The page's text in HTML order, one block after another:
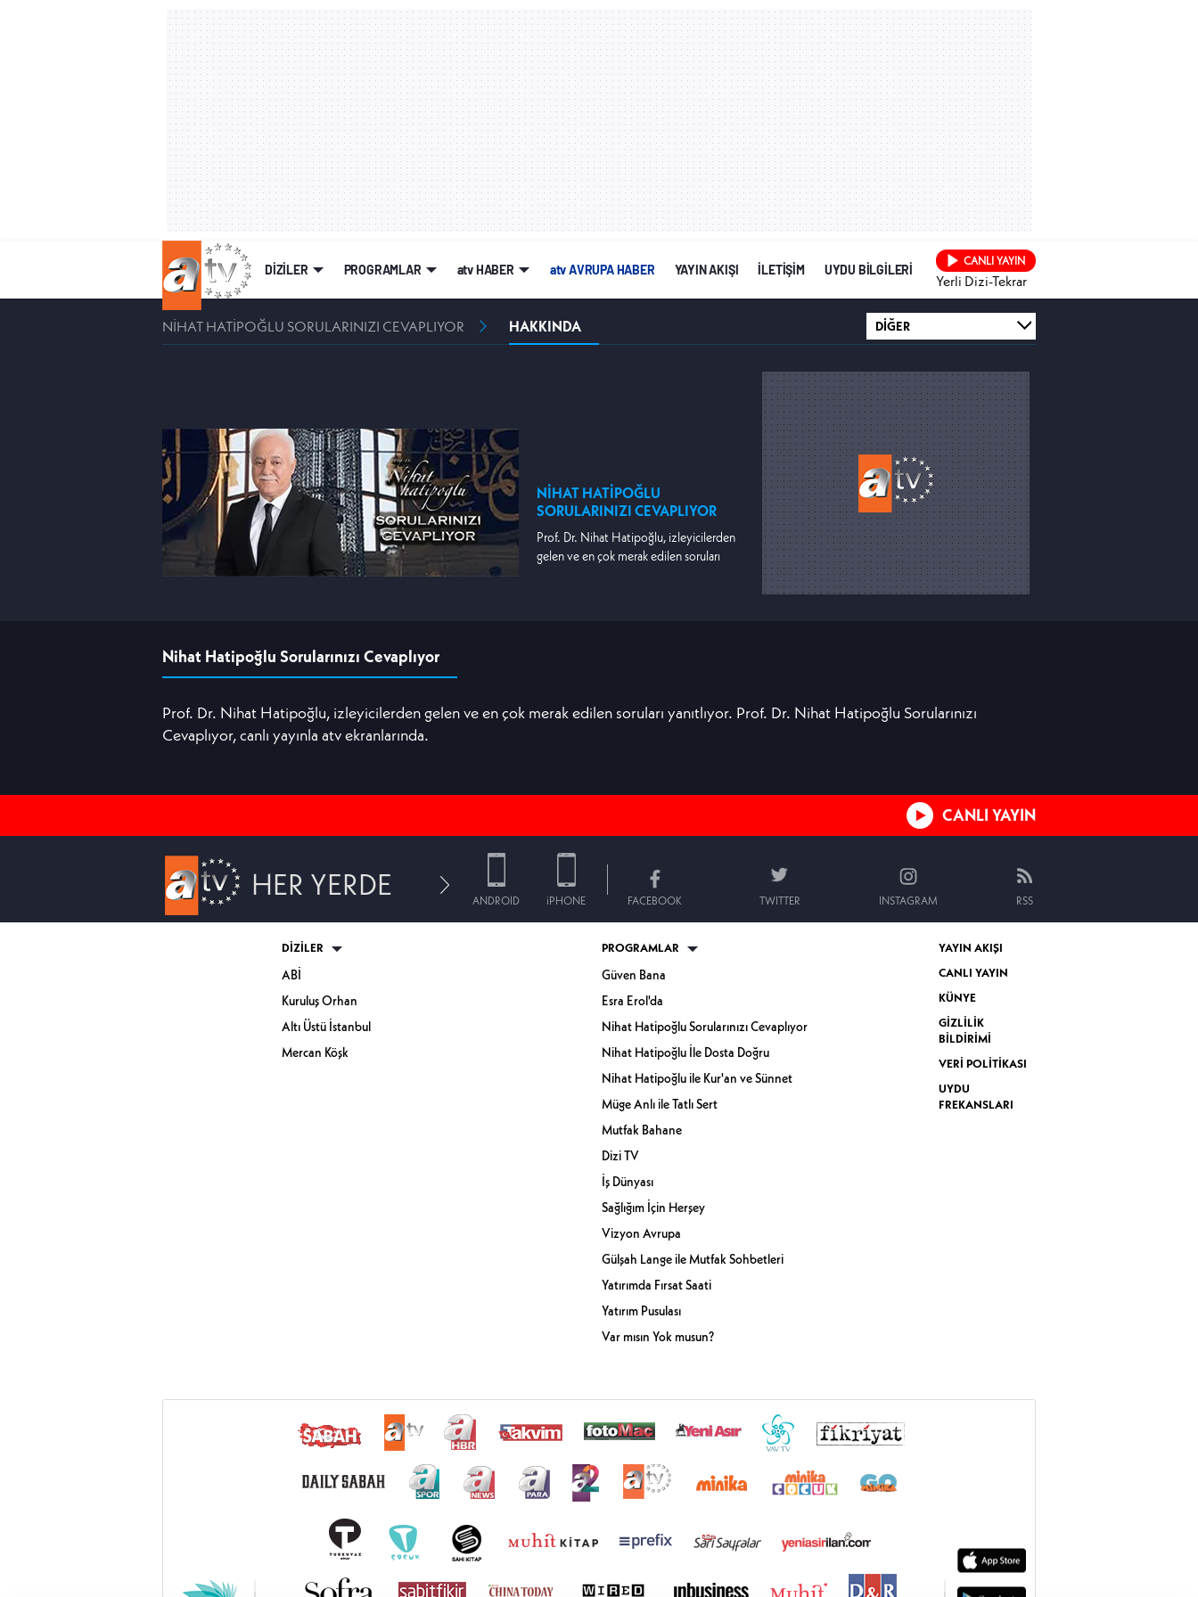
DİZİLER PROGRAMLAR atv HABER atv AVRUPA HABER YAYIN AKIŞI İLETİŞİM UYDU BİLGİLERİ
CANLI YAYIN
Yerli Dizi-Tekrar
NİHAT HATİPOĞLU SORULARINIZI CEVAPLIYOR HAKKINDA
NİHAT HATİPOĞLU
SORULARINIZI CEVAPLIYOR
Prof. Dr. Nihat Hatipoğlu, izleyicilerden
gelen ve en çok merak edilen soruları
Nihat Hatipoğlu Sorularınızı Cevaplıyor
Prof. Dr. Nihat Hatipoğlu, izleyicilerden gelen ve en çok merak edilen soruları yanıtlıyor. Prof. Dr. Nihat Hatipoğlu Sorularınızı
Cevaplıyor, canlı yayınla atv ekranlarında.
CANLI YAYIN
HER YERDE ANDROID iPHONE FACEBOOK TWITTER INSTAGRAM RSS
DİZİLER
ABİ
Kuruluş Orhan
Altı Üstü İstanbul
Mercan Köşk
PROGRAMLAR
Güven Bana
Esra Erol'da
Nihat Hatipoğlu Sorularınızı Cevaplıyor
Nihat Hatipoğlu İle Dosta Doğru
Nihat Hatipoğlu ile Kur'an ve Sünnet
Müge Anlı ile Tatlı Sert
Mutfak Bahane
Dizi TV
İş Dünyası
Sağlığım İçin Herşey
Vizyon Avrupa
Gülşah Lange ile Mutfak Sohbetleri
Yatırımda Fırsat Saati
Yatırım Pusulası
Var mısın Yok musun?
YAYIN AKIŞI
CANLI YAYIN
KÜNYE
GİZLİLİK
BİLDİRİMİ
VERİ POLİTİKASI
UYDU
FREKANSLARI